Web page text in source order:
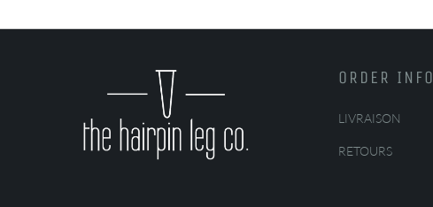
ORDER INFO
LIVRAISON
RETOURS